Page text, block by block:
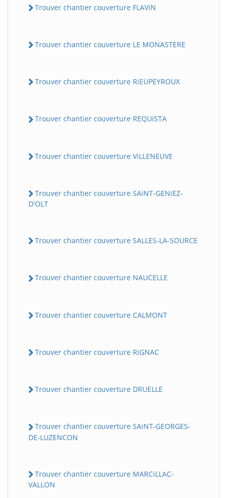
Trouver chantier couverture FLAViN
Trouver chantier couverture LE MONASTERE
Trouver chantier couverture RiEUPEYROUX
Trouver chantier couverture REQUiSTA
Trouver chantier couverture ViLLENEUVE
Trouver chantier couverture SAiNT-GENiEZ-
D'OLT
Trouver chantier couverture SALLES-LA-SOURCE
Trouver chantier couverture NAUCELLE
Trouver chantier couverture CALMONT
Trouver chantier couverture RiGNAC
Trouver chantier couverture DRUELLE
Trouver chantier couverture SAiNT-GEORGES-
DE-LUZENCON
Trouver chantier couverture MARCiLLAC-
VALLON